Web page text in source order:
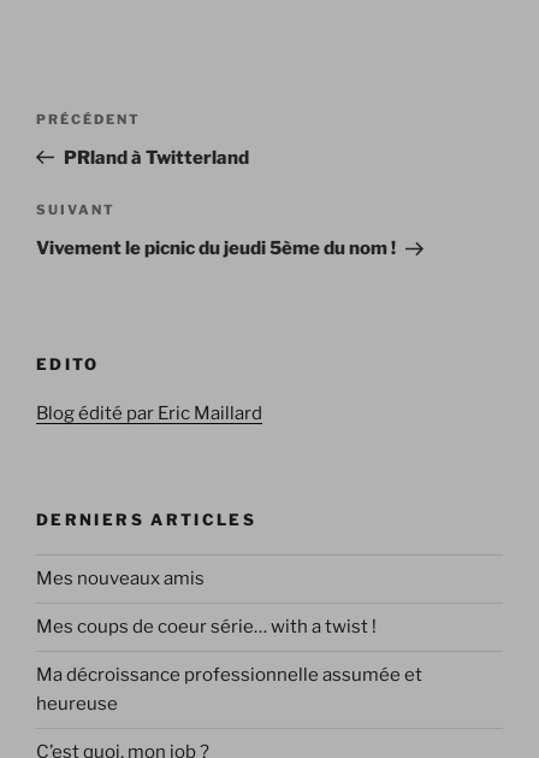
Navigation
l’article
Article
précédent
PRÉCÉDENT
PRland à Twitterland
Article
suivant
SUIVANT
Vivement le picnic du jeudi 5ème du nom !
EDITO
Blog édité par Eric Maillard
DERNIERS ARTICLES
Mes nouveaux amis
Mes coups de coeur série… with a twist !
Ma décroissance professionnelle assumée et
heureuse
C’est quoi, mon job ?